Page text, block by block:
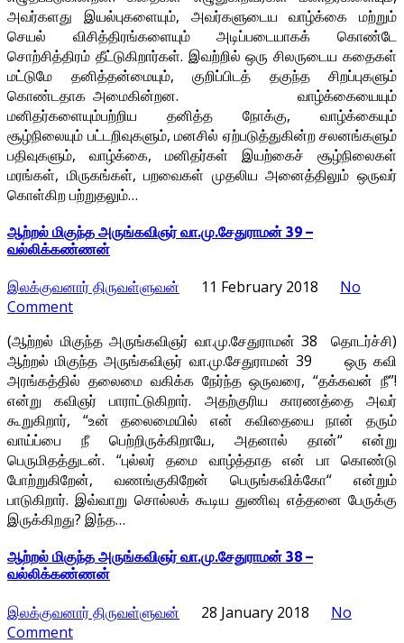
அவர்களது இயல்புகளையும், அவர்களுடைய வாழ்க்கை மற்றும்
செயல் விசித்திரங்களையும் அடிப்படையாகக் கொண்டே
சொற்சித்திரம் தீட்டுகிறார்கள். இவற்றில் ஒரு சிலருடைய கதைகள்
மட்டுமே தனித்தன்மையும், குறிப்பிடத் தகுந்த சிறப்புகளும்
கொண்டதாக அமைகின்றன. வாழ்க்கையையும்
மனிதர்களையும்பற்றிய தனித்த நோக்கு, வாழ்க்கையும்
சூழ்நிலையும் பட்டறிவுகளும், மனசில் ஏற்படுத்துகின்ற சலனங்களும்
பதிவுகளும், வாழ்க்கை, மனிதர்கள் இயற்கைச் சூழ்நிலைகள்
மரங்கள், மிருகங்கள், பறவைகள் முதலிய அனைத்திலும் ஒருவர்
கொள்கிற பற்றுதலும்…
ஆற்றல் மிகுந்த அருங்கவிஞர் வா.மு.சேதுராமன் 39 –
வல்லிக்கண்ணன்
இலக்குவனார் திருவள்ளுவன் 11 February 2018
No
Comment
(ஆற்றல் மிகுந்த அருங்கவிஞர் வா.மு.சேதுராமன் 38 தொடர்ச்சி)
ஆற்றல் மிகுந்த அருங்கவிஞர் வா.மு.சேதுராமன் 39 ஒரு கவி
அரங்கத்தில் தலைமை வகிக்க நேர்ந்த ஒருவரை, “தக்கவன் நீ”!
என்று கவிஞர் பாராட்டுகிறார். அதற்குரிய காரணத்தை அவர்
கூறுகிறார், “உன் தலைமையில் என் கவிதையை நான் தரும்
வாய்ப்பை நீ பெற்றிருக்கிறாயே, அதனால் தான்“ என்று
பெருமிதத்துடன். “புல்லர் தமை வாழ்த்தாத என் பா கொண்டு
போற்றுகிறேன், வணங்குகிறேன் பெருங்கவிக்கோ“ என்றும்
பாடுகிறார். இவ்வாறு சொல்லக் கூடிய துணிவு எத்தனை பேருக்கு
இருக்கிறது? இந்த…
ஆற்றல் மிகுந்த அருங்கவிஞர் வா.மு.சேதுராமன் 38 –
வல்லிக்கண்ணன்
இலக்குவனார் திருவள்ளுவன் 28 January 2018
No
Comment